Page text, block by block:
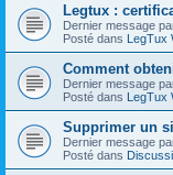
Legtux :
Dernier message
Posté dans LegTux
Comment
Dernier message
Posté dans LegTux
Supprimer un
Dernier message
Posté dans